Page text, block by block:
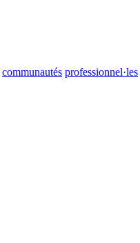
communautés professionnel·les